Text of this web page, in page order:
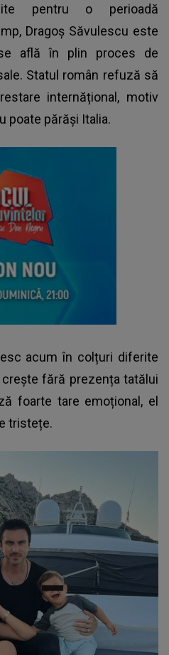
pentru o perioadă
Dragoș Săvulescu este
află în plin proces de
Statul român refuză să
internățional, motiv
poate părăși Italia.
acum în colțuri diferite
fără prezența tatălui
foarte tare emoțional, el
tristețe.